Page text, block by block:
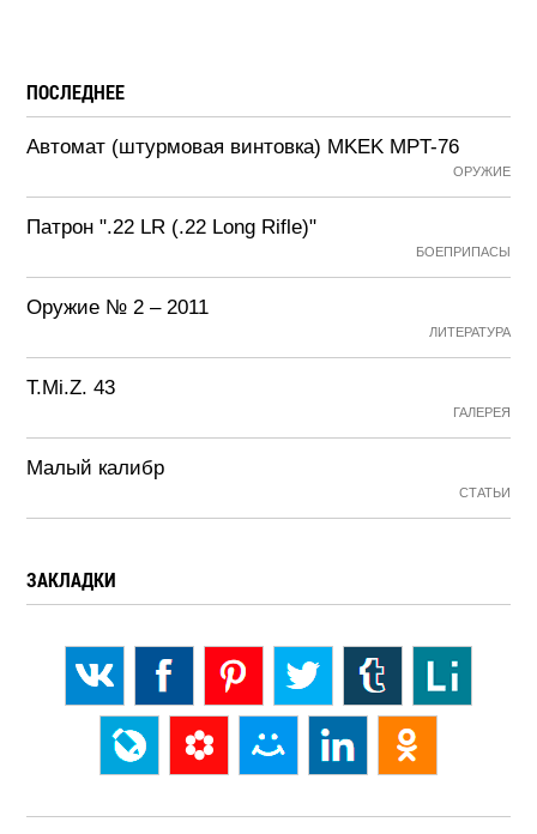
ПОСЛЕДНЕЕ
Автомат (штурмовая винтовка) MKEK MPT-76
ОРУЖИЕ
Патрон ".22 LR (.22 Long Rifle)"
БОЕПРИПАСЫ
Оружие № 2 – 2011
ЛИТЕРАТУРА
T.Mi.Z. 43
ГАЛЕРЕЯ
Малый калибр
СТАТЬИ
ЗАКЛАДКИ